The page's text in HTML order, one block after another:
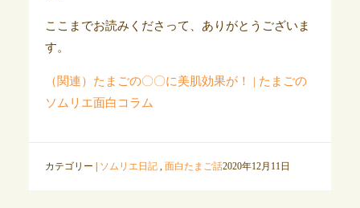
ここまでお読みくださって、ありがとうございま
す。
（関連）たまごの〇〇に美肌効果が！ | たまごの
ソムリエ面白コラム
カテゴリー | ソムリエ日記, 面白たまご話2020年12月11日